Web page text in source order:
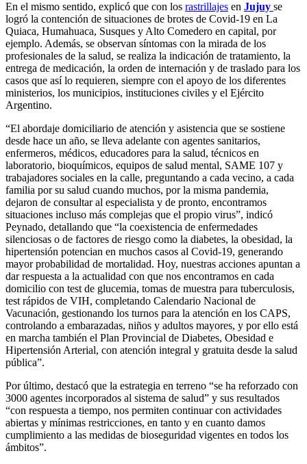
En el mismo sentido, explicó que con los rastrillajes en Jujuy se
logró la contención de situaciones de brotes de Covid-19 en La
Quiaca, Humahuaca, Susques y Alto Comedero en capital, por
ejemplo. Además, se observan síntomas con la mirada de los
profesionales de la salud, se realiza la indicación de tratamiento, la
entrega de medicación, la orden de internación y de traslado para los
casos que así lo requieren, siempre con el apoyo de los diferentes
ministerios, los municipios, instituciones civiles y el Ejército
Argentino.
“El abordaje domiciliario de atención y asistencia que se sostiene
desde hace un año, se lleva adelante con agentes sanitarios,
enfermeros, médicos, educadores para la salud, técnicos en
laboratorio, bioquímicos, equipos de salud mental, SAME 107 y
trabajadores sociales en la calle, preguntando a cada vecino, a cada
familia por su salud cuando muchos, por la misma pandemia,
dejaron de consultar al especialista y de pronto, encontramos
situaciones incluso más complejas que el propio virus”, indicó
Peynado, detallando que “la coexistencia de enfermedades
silenciosas o de factores de riesgo como la diabetes, la obesidad, la
hipertensión potencian en muchos casos al Covid-19, generando
mayor probabilidad de mortalidad. Hoy, nuestras acciones apuntan a
dar respuesta a la actualidad con que nos encontramos en cada
domicilio con test de glucemia, tomas de muestra para tuberculosis,
test rápidos de VIH, completando Calendario Nacional de
Vacunación, gestionando los turnos para la atención en los CAPS,
controlando a embarazadas, niños y adultos mayores, y por ello está
en marcha también el Plan Provincial de Diabetes, Obesidad e
Hipertensión Arterial, con atención integral y gratuita desde la salud
pública”.
Por último, destacó que la estrategia en terreno “se ha reforzado con
3000 agentes incorporados al sistema de salud” y sus resultados
“con respuesta a tiempo, nos permiten continuar con actividades
abiertas y mínimas restricciones, en tanto y en cuanto damos
cumplimiento a las medidas de bioseguridad vigentes en todos los
ámbitos”.